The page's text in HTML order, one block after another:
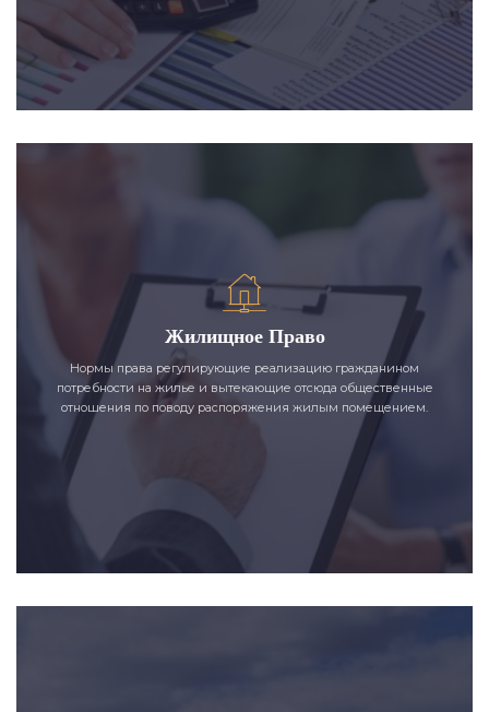
Жилищное Право
Нормы права регулирующие реализацию гражданином
потребности на жилье и вытекающие отсюда общественные
отношения по поводу распоряжения жилым помещением.